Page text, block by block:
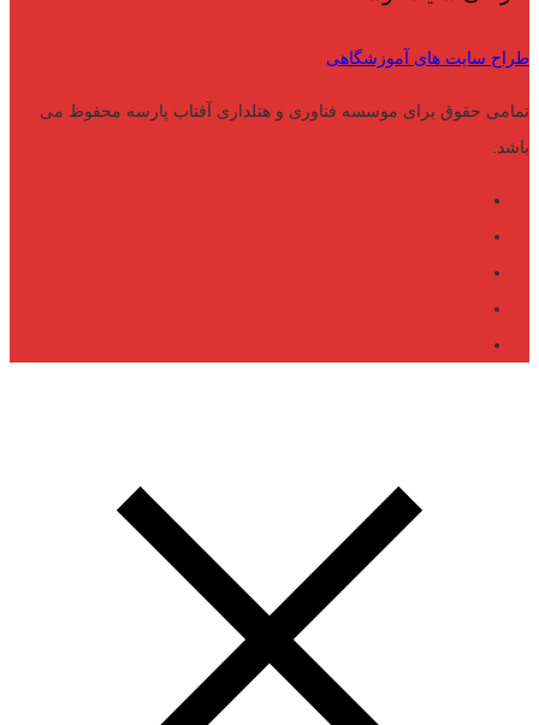
طراح سایت های آموزشگاهی
تمامی حقوق برای موسسه فناوری و هتلداری آفتاب پارسه محفوظ می
باشد.